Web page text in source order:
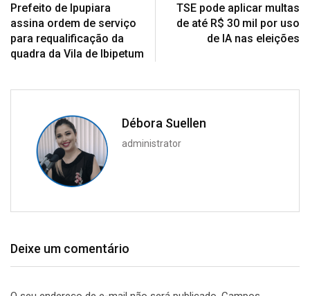
Prefeito de Ipupiara
assina ordem de serviço
para requalificação da
quadra da Vila de Ibipetum
TSE pode aplicar multas
de até R$ 30 mil por uso
de IA nas eleições
Débora Suellen
administrator
Deixe um comentário